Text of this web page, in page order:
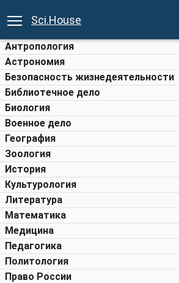
Sci.House
Антропология
Астрономия
Безопасность жизнедеятельности
Библиотечное дело
Биология
Военное дело
География
Зоология
История
Культурология
Литература
Математика
Медицина
Педагогика
Политология
Право России